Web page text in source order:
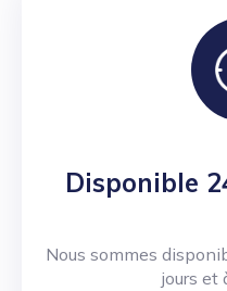
Disponible
Nous sommes
jours et